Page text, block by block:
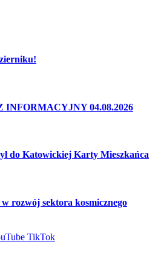
04.08.2026
do Katowickiej Karty Mieszkańca
w rozwój sektora kosmicznego
TikTok